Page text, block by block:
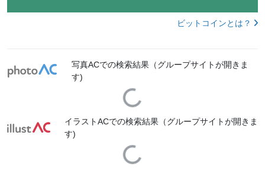
ビットコインとは？
写真ACでの検索結果（グループサイトが開きま
す)
Loading...
イラストACでの検索結果（グループサイトが開きま
す)
Loading...